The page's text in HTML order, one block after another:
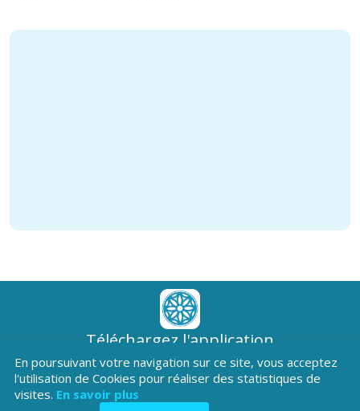
Téléchargez l'application
Patrimoine Hautes-Alpes !
En poursuivant votre navigation sur ce site, vous acceptez
l'utilisation de Cookies pour réaliser des statistiques de
visites. En savoir plus